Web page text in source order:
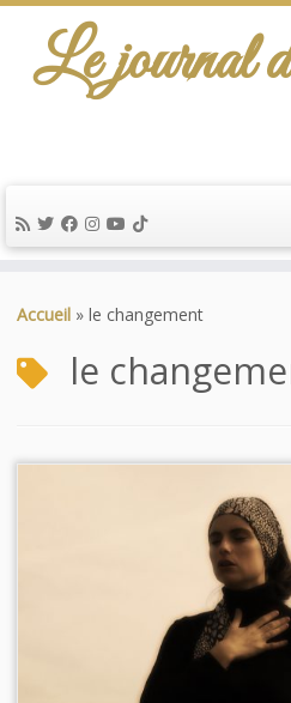
au
Le journal
Accueil » le changement
le